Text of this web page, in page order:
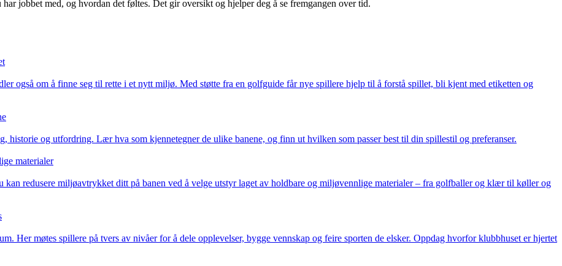
har jobbet med, og hvordan det føltes. Det gir oversikt og hjelper deg å se fremgangen over tid.
også om å finne seg til rette i et nytt miljø. Med støtte fra en golfguide får nye spillere hjelp til å forstå spillet, bli kjent med etiketten og
historie og utfordring. Lær hva som kjennetegner de ulike banene, og finn ut hvilken som passer best til din spillestil og preferanser.
materialer
redusere miljøavtrykket ditt på banen ved å velge utstyr laget av holdbare og miljøvennlige materialer – fra golfballer og klær til køller og
Her møtes spillere på tvers av nivåer for å dele opplevelser, bygge vennskap og feire sporten de elsker. Oppdag hvorfor klubbhuset er hjertet